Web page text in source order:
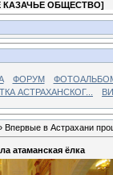
КАЗАЧЬЕ ОБЩЕСТВО]
ФОРУМ
АСТРАХАНСКОГ...
Впервые в Астрахани
атаманская ёлка